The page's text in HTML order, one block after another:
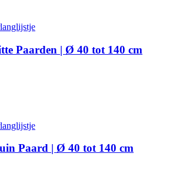
Paarden | Ø 40 tot 140 cm
Paard | Ø 40 tot 140 cm